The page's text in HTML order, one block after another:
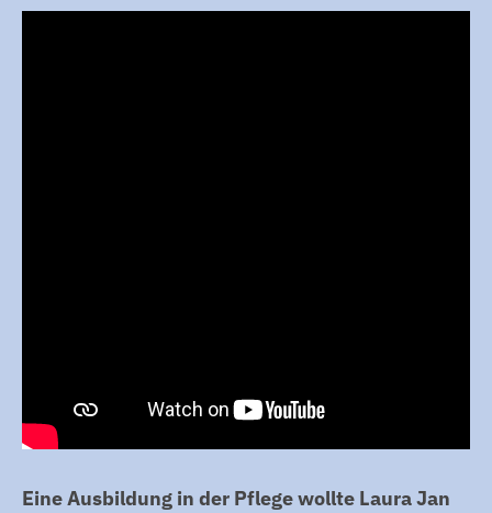
Eine Ausbildung in der Pflege wollte Laura Jan